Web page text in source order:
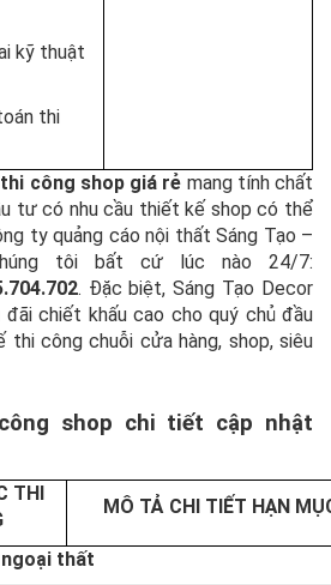
kỹ thuật
thi
thi công shop giá rẻ mang tính chất
tư có nhu cầu thiết kế shop có thể
ty quảng cáo nội thất Sáng Tạo –
tôi bất cứ lúc nào 24/7:
. Đặc biệt, Sáng Tạo Decor
chiết khấu cao cho quý chủ đầu
công chuỗi cửa hàng, shop, siêu
shop chi tiết cập nhật
THI
MÔ TẢ CHI TIẾT HẠN
thất